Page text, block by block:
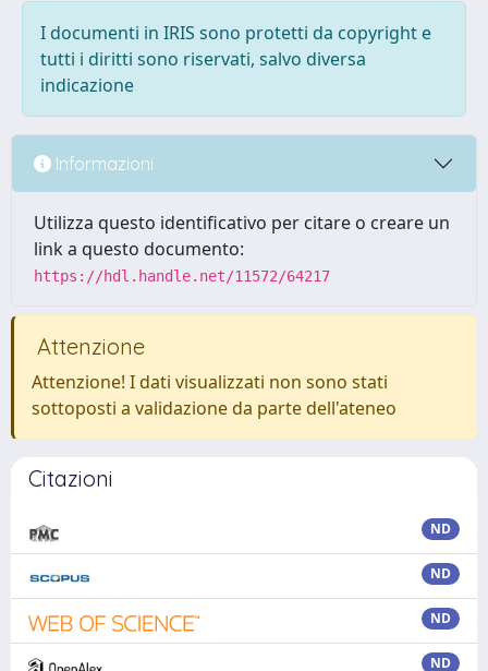
I documenti in IRIS sono protetti da copyright e
tutti i diritti sono riservati, salvo diversa
indicazione
Informazioni
Utilizza questo identificativo per citare o creare un
link a questo documento:
https://hdl.handle.net/11572/64217
Attenzione
Attenzione! I dati visualizzati non sono stati
sottoposti a validazione da parte dell'ateneo
Citazioni
ND
ND
ND
ND